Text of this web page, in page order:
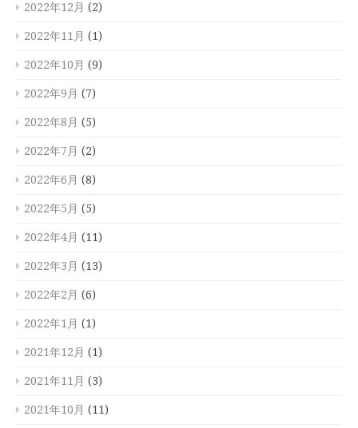
2022年12月 (2)
2022年11月 (1)
2022年10月 (9)
2022年9月 (7)
2022年8月 (5)
2022年7月 (2)
2022年6月 (8)
2022年5月 (5)
2022年4月 (11)
2022年3月 (13)
2022年2月 (6)
2022年1月 (1)
2021年12月 (1)
2021年11月 (3)
2021年10月 (11)